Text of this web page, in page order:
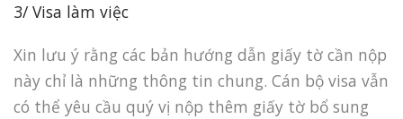
3/ Visa làm việc
Xin lưu ý rằng các bản hướng dẫn giấy tờ cần nộp
này chỉ là những thông tin chung. Cán bộ visa vẫn
có thể yêu cầu quý vị nộp thêm giấy tờ bổ sung